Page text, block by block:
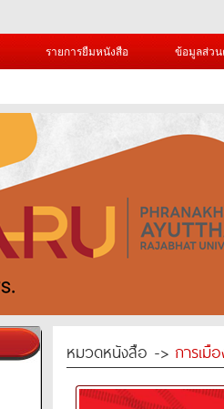
รายการยืมหนังสือ ข้อมูลส่ว
หมวดหนังสือ -> การเมื